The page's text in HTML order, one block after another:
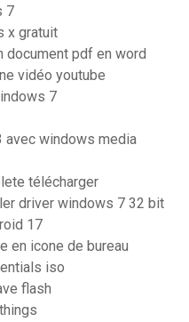
7
x gratuit
document pdf en word
vidéo youtube
7
avec windows media
télécharger
driver windows 7 32 bit
17
en icone de bureau
iso
flash